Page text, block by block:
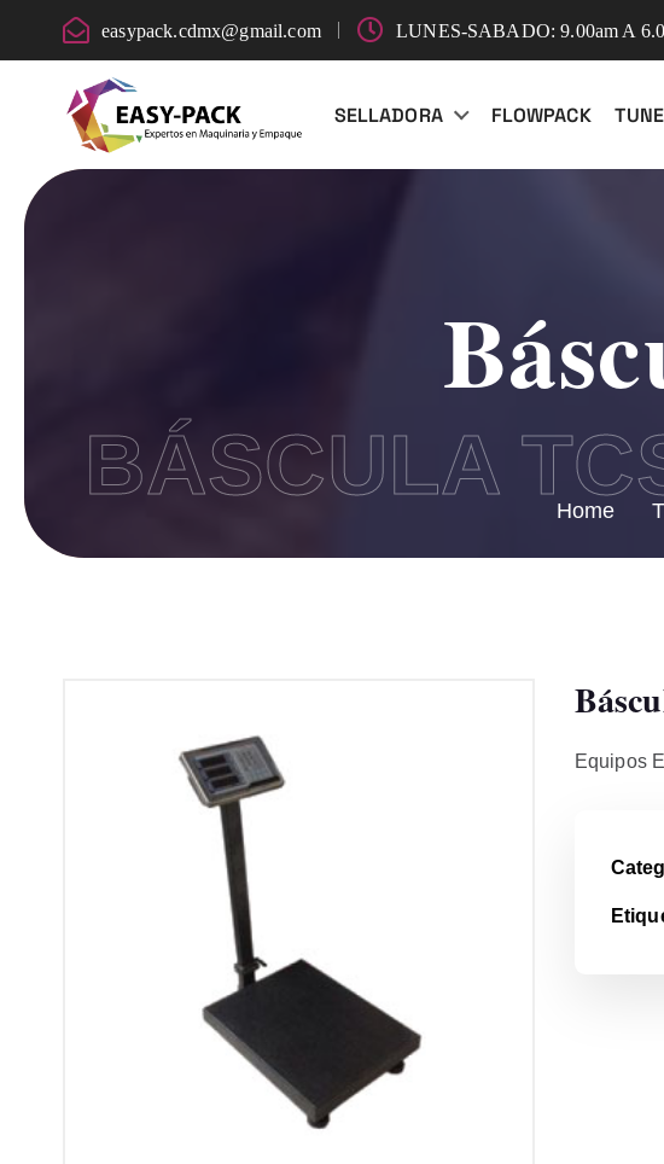
easypack.cdmx@gmail.com LUNES-SABADO: 9.00am A
SELLADORA FLOWPACK
BÁSCULA Home
Equipos